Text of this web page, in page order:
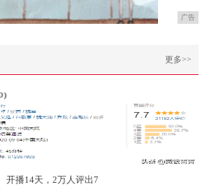
广告
更多>>
开播14天，2万人评出7